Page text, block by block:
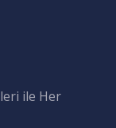
ile Her